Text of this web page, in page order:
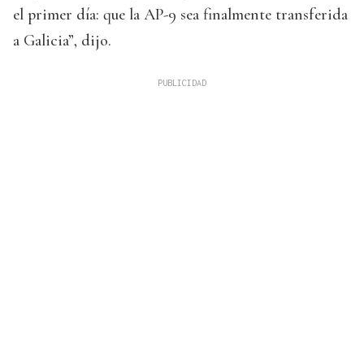
el primer día: que la AP-9 sea finalmente transferida
a Galicia”, dijo.